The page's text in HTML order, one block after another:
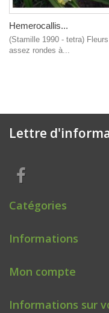
Hemerocallis...
(Stamille 1990 - tetra) Fleurs
assez rondes à...
Lettre
Catégories
Informations
Mon compte
Informations sur